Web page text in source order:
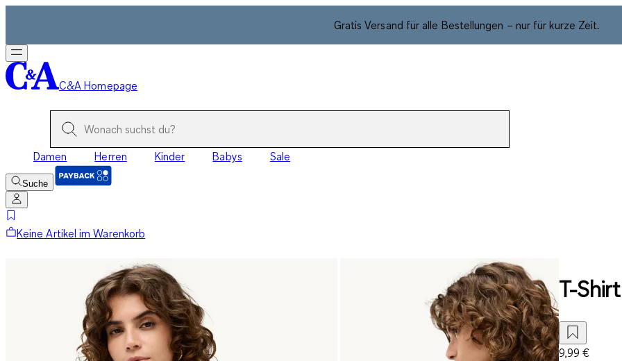
Gratis Versand für alle Bestellungen – nur für kurze Zeit.
C&A Homepage
Damen Herren Kinder Babys Sale
Suche
Keine Artikel im Warenkorb
T-
9,99 €